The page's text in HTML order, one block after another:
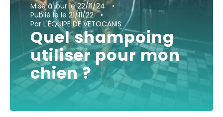
Mise à jourle 22/11/24
Publié le le 21/11/22
Par L'ÉQUIPE DE VETOCANIS
Quel shampoing
utiliser pour mon
chien ?